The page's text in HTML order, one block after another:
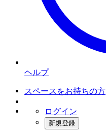
ヘルプ
スペースをお持ちの方
ログイン
新規登録